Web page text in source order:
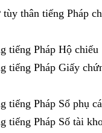
thân tiếng Pháp
tiếng Pháp Hộ chiếu
tiếng Pháp Giấy
tiếng Pháp Sổ phụ
tiếng Pháp Số tài